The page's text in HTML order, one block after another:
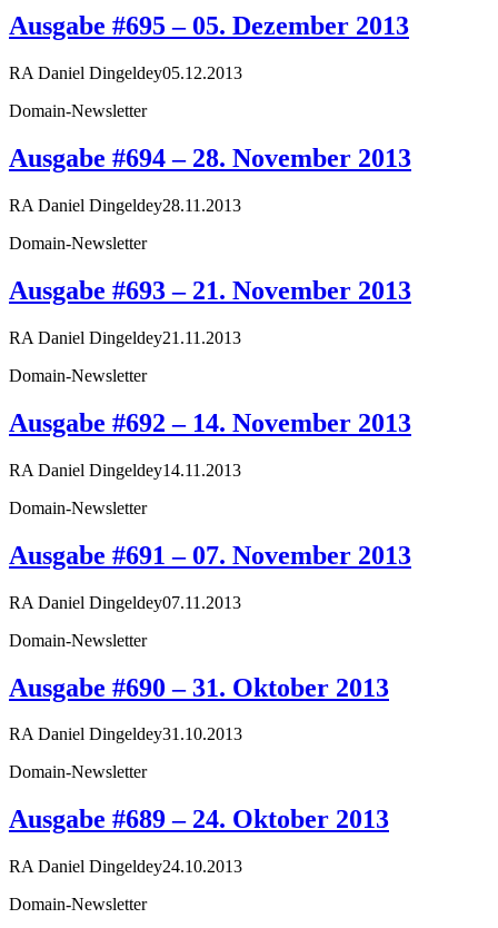
Ausgabe #695 – 05. Dezember 2013
RA Daniel Dingeldey05.12.2013
Domain-Newsletter
Ausgabe #694 – 28. November 2013
RA Daniel Dingeldey28.11.2013
Domain-Newsletter
Ausgabe #693 – 21. November 2013
RA Daniel Dingeldey21.11.2013
Domain-Newsletter
Ausgabe #692 – 14. November 2013
RA Daniel Dingeldey14.11.2013
Domain-Newsletter
Ausgabe #691 – 07. November 2013
RA Daniel Dingeldey07.11.2013
Domain-Newsletter
Ausgabe #690 – 31. Oktober 2013
RA Daniel Dingeldey31.10.2013
Domain-Newsletter
Ausgabe #689 – 24. Oktober 2013
RA Daniel Dingeldey24.10.2013
Domain-Newsletter